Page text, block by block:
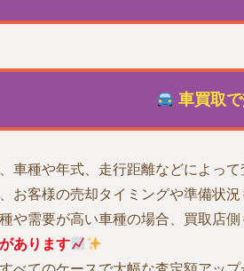
車買取
車種や年式、走行距離などによっ
お客様の売却タイミングや準備状
や需要が高い車種の場合、買取店
あります